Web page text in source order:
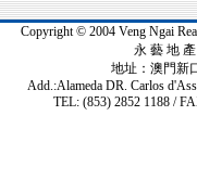
Copyright © 2004 Veng Ngai
永 藝 地
地址：澳門新
Add.:Alameda DR. Carlos
TEL: (853) 2852 1188 /